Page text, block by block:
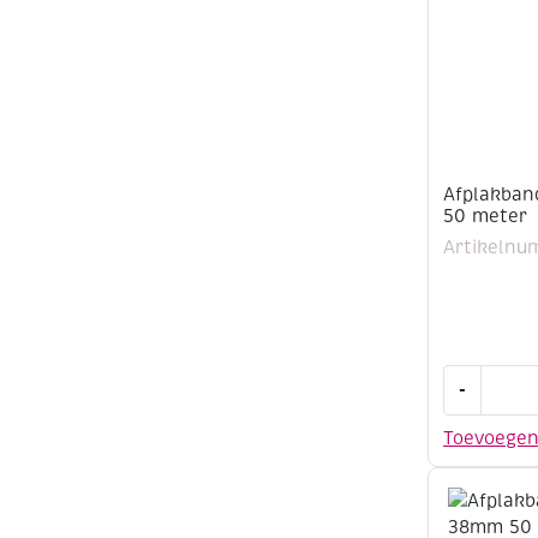
50 meter
Toevoegen
-
50
aantal